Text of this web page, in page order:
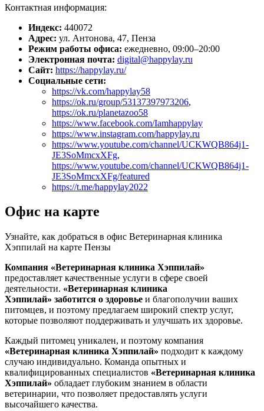
Контактная информация:
Индекс: 440072
Адрес: ул. Антонова, 47, Пенза
Режим работы офиса: ежедневно, 09:00–20:00
Электронная почта: digital@happylay.ru
Сайт: https://happylay.ru/
Социальные сети:
https://vk.com/happylay58
https://ok.ru/group/53137397973206,
https://ok.ru/planetazoo58
https://www.facebook.com/Iamhappylay
https://www.instagram.com/happylay.ru
https://www.youtube.com/channel/UCKWQB864j1-
JE3SoMmcxXFg,
https://www.youtube.com/channel/UCKWQB864j1-
JE3SoMmcxXFg/featured
https://t.me/happylay2022
Офис на карте
Узнайте, как добраться в офис Ветеринарная клиника
Хэппилай на карте Пензы
Компания «Ветеринарная клиника Хэппилай»
предоставляет качественные услуги в сфере своей
деятельности. «Ветеринарная клиника
Хэппилай» заботится о здоровье и благополучии ваших
питомцев, и поэтому предлагаем широкий спектр услуг,
которые позволяют поддерживать и улучшать их здоровье.
Каждый питомец уникален, и поэтому компания
«Ветеринарная клиника Хэппилай» подходит к каждому
случаю индивидуально. Команда опытных и
квалифицированных специалистов «Ветеринарная клиника
Хэппилай» обладает глубоким знанием в области
ветеринарии, что позволяет предоставлять услуги
высочайшего качества.